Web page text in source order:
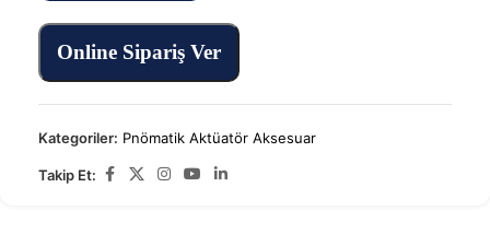
Online Sipariş Ver
Kategoriler: Pnömatik Aktüatör Aksesuar
Takip Et: